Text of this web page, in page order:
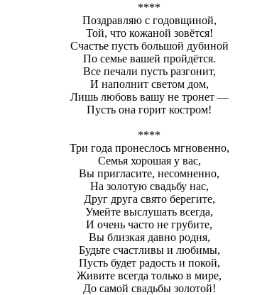
****
Поздравляю с годовщиной,
Той, что кожаной зовётся!
Счастье пусть большой дубиной
По семье вашей пройдётся.
Все печали пусть разгонит,
И наполнит светом дом,
Лишь любовь вашу не тронет —
Пусть она горит костром!
****
Три года пронеслось мгновенно,
Семья хорошая у вас,
Вы пригласите, несомненно,
На золотую свадьбу нас,
Друг друга свято берегите,
Умейте выслушать всегда,
И очень часто не грубите,
Вы близкая давно родня,
Будьте счастливы и любимы,
Пусть будет радость и покой,
Живите всегда только в мире,
До самой свадьбы золотой!